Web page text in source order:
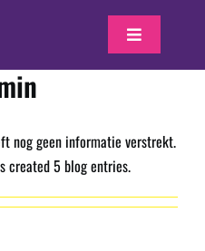
Toggle
Navigation
nog geen informatie verstrekt.
created 5 blog entries.